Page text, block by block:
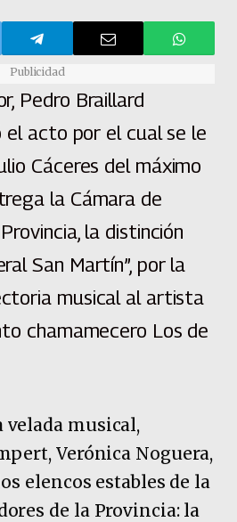
Publicidad
Pedro Braillard
el acto por el cual se le
Cáceres del máximo
la Cámara de
la distinción
San Martín”, por la
musical al artista
chamamecero Los de
musical,
Verónica Noguera,
elencos estables de la
de la Provincia: la